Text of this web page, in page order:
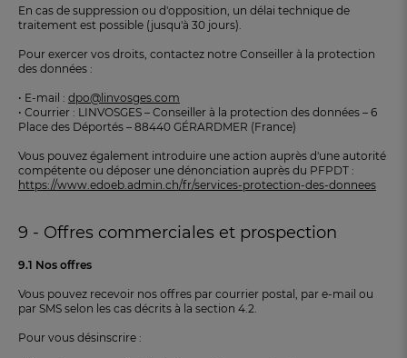
En cas de suppression ou d'opposition, un délai technique de
traitement est possible (jusqu'à 30 jours).
Pour exercer vos droits, contactez notre Conseiller à la protection
des données :
• E-mail : dpo@linvosges.com
• Courrier : LINVOSGES – Conseiller à la protection des données – 6
Place des Déportés – 88440 GÉRARDMER (France)
Vous pouvez également introduire une action auprès d'une autorité
compétente ou déposer une dénonciation auprès du PFPDT :
https://www.edoeb.admin.ch/fr/services-protection-des-donnees
9 - Offres commerciales et prospection
9.1 Nos offres
Vous pouvez recevoir nos offres par courrier postal, par e-mail ou
par SMS selon les cas décrits à la section 4.2.
Pour vous désinscrire :